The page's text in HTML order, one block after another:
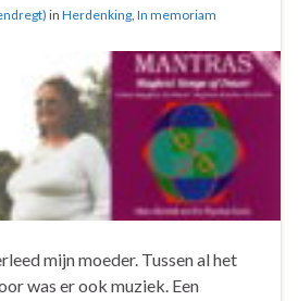
in Herdenking, In memoriam
mijn moeder. Tussen al het
was er ook muziek. Een